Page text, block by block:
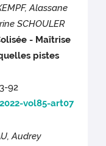
Alassane
SCHOULER
- Maîtrise
pistes
92
vol85-art07
Audrey